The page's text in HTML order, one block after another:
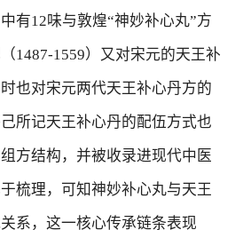
有12味与敦煌“神妙补心丸”方
1487-1559）又对宋元的天王补
也对宋元两代天王补心丹方的
所记天王补心丹的配伍方式也
方结构，并被收录进现代中医
梳理，可知神妙补心丸与天王
系，这一核心传承链条表现